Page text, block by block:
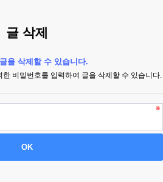
글 삭제
을 삭제할 수 있습니다.
비밀번호를 입력하여 글을 삭제할 수 있습니다.